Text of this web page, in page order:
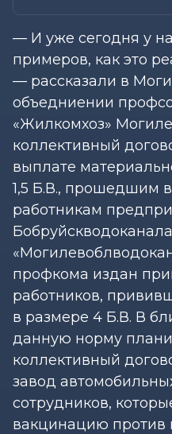
— И уже сегодня у
примеров, как это
— рассказали в
объедниении
«Жилкомхоз»
коллективный
выплате
1,5 Б.В., прошедшим
работникам
профкома издан
работников,
в размере 4 Б.В. В
данную норму
коллективный
завод
сотрудников,
вакцинацию против